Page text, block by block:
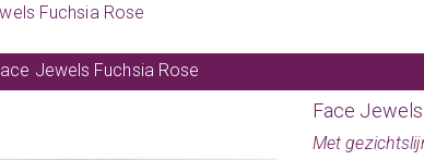
Fuchsia Rose
Jewels Fuchsia Rose
Face
Met